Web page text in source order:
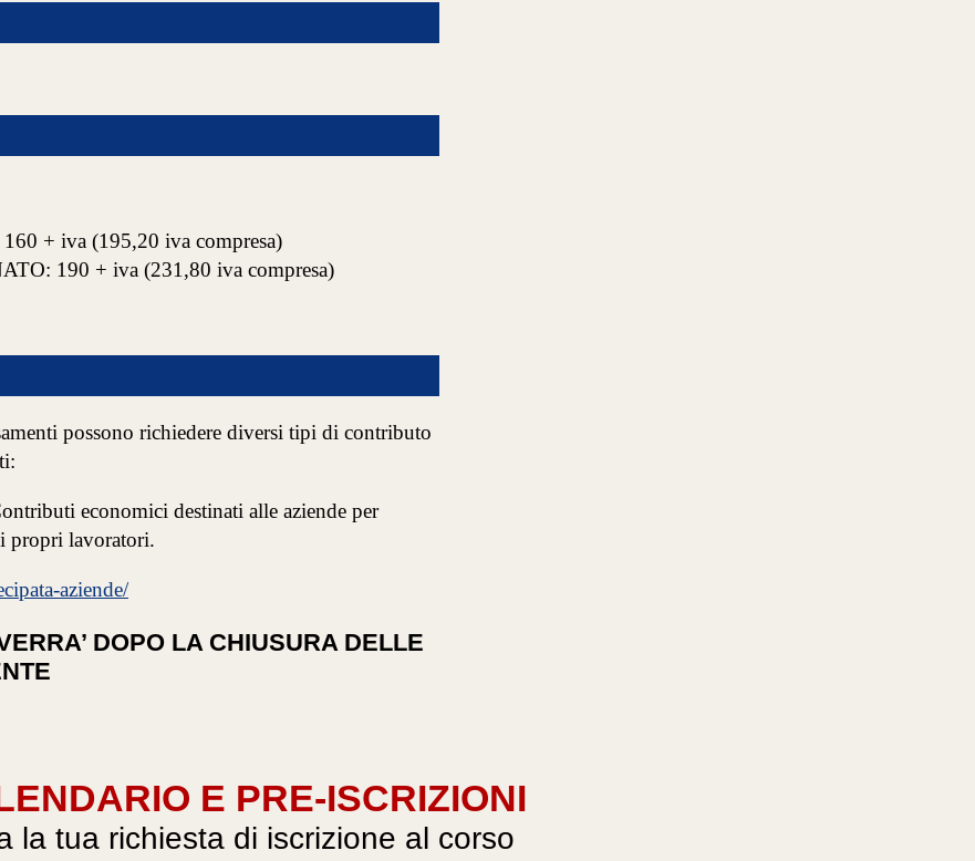
+ iva (195,20 iva compresa)
190 + iva (231,80 iva compresa)
possono richiedere diversi tipi di contributo
economici destinati alle aziende per
propri lavoratori.
aziende/
DOPO LA CHIUSURA DELLE
E PRE-ISCRIZIONI
la tua richiesta di iscrizione al corso